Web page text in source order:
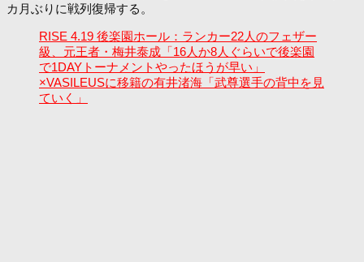
カ月ぶりに戦列復帰する。
RISE 4.19 後楽園ホール：ランカー22人のフェザー
級、元王者・梅井泰成「16人か8人ぐらいで後楽園
で1DAYトーナメントやったほうが早い」
×VASILEUSに移籍の有井渚海「武尊選手の背中を見
ていく」